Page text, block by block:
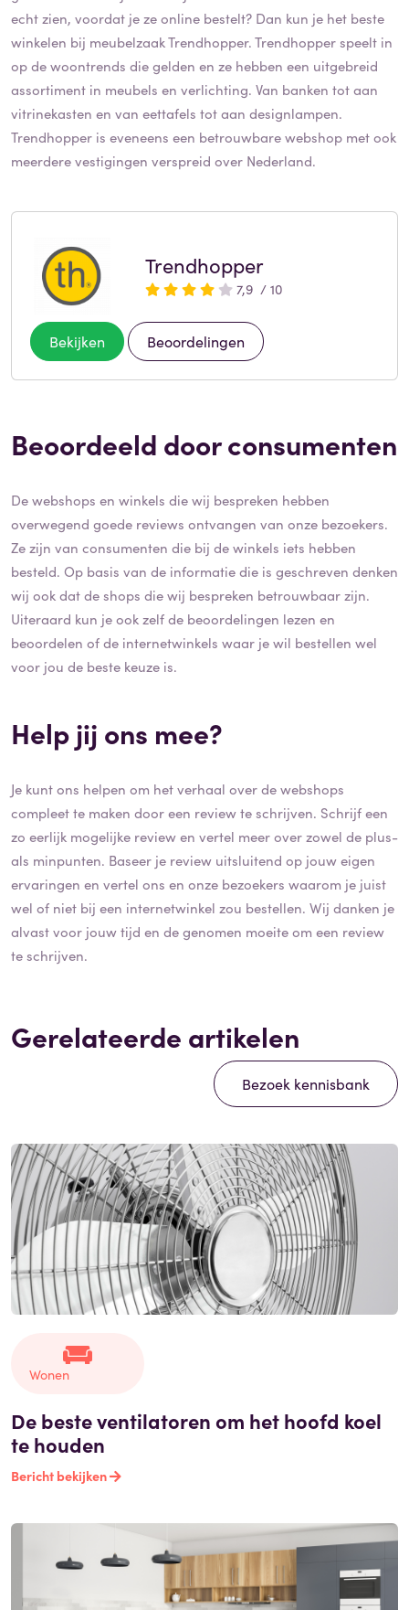
echt zien, voordat je ze online bestelt? Dan kun je het beste
winkelen bij meubelzaak Trendhopper. Trendhopper speelt in
op de woontrends die gelden en ze hebben een uitgebreid
assortiment in meubels en verlichting. Van banken tot aan
vitrinekasten en van eettafels tot aan designlampen.
Trendhopper is eveneens een betrouwbare webshop met ook
meerdere vestigingen verspreid over Nederland.
Trendhopper
7,9 / 10
Bekijken Beoordelingen
Beoordeeld door consumenten
De webshops en winkels die wij bespreken hebben
overwegend goede reviews ontvangen van onze bezoekers.
Ze zijn van consumenten die bij de winkels iets hebben
besteld. Op basis van de informatie die is geschreven denken
wij ook dat de shops die wij bespreken betrouwbaar zijn.
Uiteraard kun je ook zelf de beoordelingen lezen en
beoordelen of de internetwinkels waar je wil bestellen wel
voor jou de beste keuze is.
Help jij ons mee?
Je kunt ons helpen om het verhaal over de webshops
compleet te maken door een review te schrijven. Schrijf een
zo eerlijk mogelijke review en vertel meer over zowel de plus-
als minpunten. Baseer je review uitsluitend op jouw eigen
ervaringen en vertel ons en onze bezoekers waarom je juist
wel of niet bij een internetwinkel zou bestellen. Wij danken je
alvast voor jouw tijd en de genomen moeite om een review
te schrijven.
Gerelateerde artikelen
Bezoek kennisbank
Wonen
De beste ventilatoren om het hoofd koel
te houden
Bericht bekijken